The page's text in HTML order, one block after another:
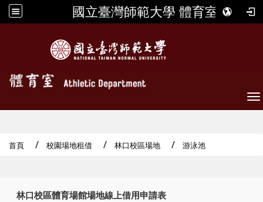
國立臺灣師範大學 體育室
首頁 校園場地租借 林口校區場地 游泳池
林口校區體育場館場地線上借用申請表